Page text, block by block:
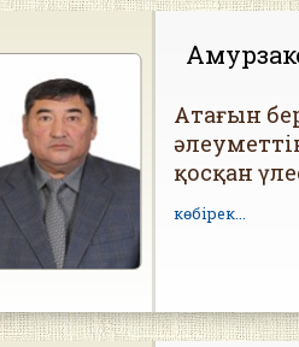
Атағын
қосқан
көбірек...